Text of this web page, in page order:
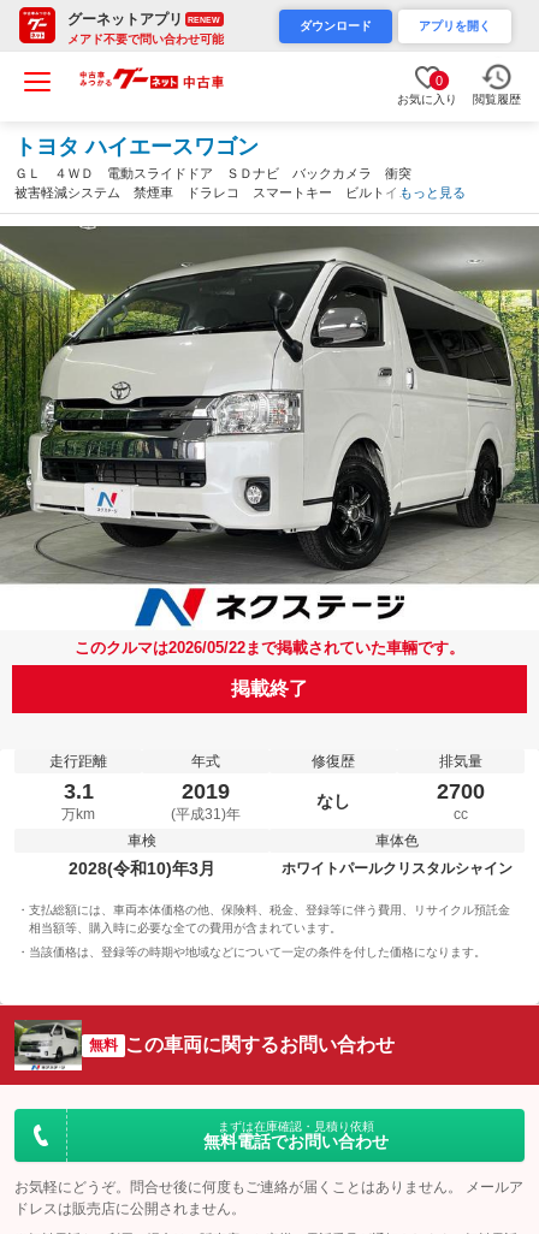
グーネットアプリ RENEW
メアド不要で問い合わせ可能
ダウンロード アプリを開く
0
お気に入り 閲覧履歴
トヨタ ハイエースワゴン
ＧＬ ４ＷＤ 電動スライドドア ＳＤナビ バックカメラ 衝突
被害軽減システム 禁煙車 ドラレコ スマートキー ビルトイン
ＥＴＣ オートハイビーム 車線逸脱警報 オートライト オート
エアコン（山形県）
もっと見る
このクルマは2026/05/22まで掲載されていた車輛です。
掲載終了
走行距離
3.1
万km
年式
2019
(平成31)年
修復歴
なし
排気量
2700
cc
車検
2028(令和10)年3月
車体色
ホワイトパールクリスタルシャイン
支払総額には、車両本体価格の他、保険料、税金、登録等に伴う費用、リサイクル預託金
相当額等、購入時に必要な全ての費用が含まれています。
当該価格は、登録等の時期や地域などについて一定の条件を付した価格になります。
無料 この車両に関するお問い合わせ
まずは在庫確認・見積り依頼
無料電話でお問い合わせ
お気軽にどうぞ。問合せ後に何度もご連絡が届くことはありません。 メールア
ドレスは販売店に公開されません。